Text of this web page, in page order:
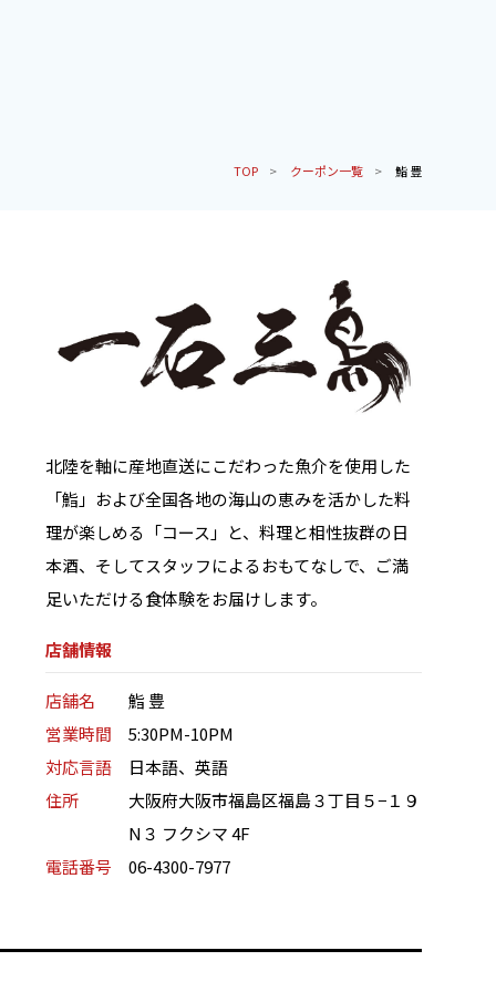
TOP クーポン一覧 鮨 豊
北陸を軸に産地直送にこだわった魚介を使用した
「鮨」および全国各地の海山の恵みを活かした料
理が楽しめる「コース」と、料理と相性抜群の日
本酒、そしてスタッフによるおもてなしで、ご満
足いただける食体験をお届けします。
店舗情報
店舗名
鮨 豊
営業時間
5:30PM-10PM
対応言語
日本語、英語
住所
大阪府大阪市福島区福島３丁目５−１９
N３ フクシマ 4F
電話番号
06-4300-7977